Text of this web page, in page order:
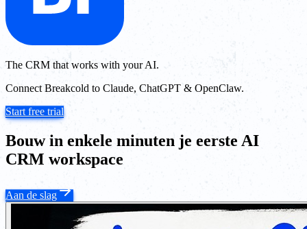
The CRM that works with your AI.
Connect Breakcold to Claude, ChatGPT & OpenClaw.
Start free trial
Bouw in enkele minuten je eerste AI
CRM workspace
Aan de slag